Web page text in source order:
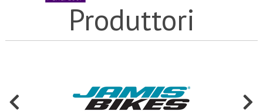
Produttori